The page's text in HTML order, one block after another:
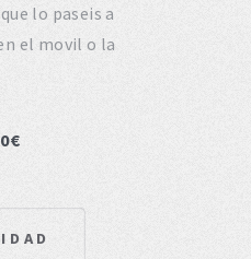
lo paseis a
el movil o la